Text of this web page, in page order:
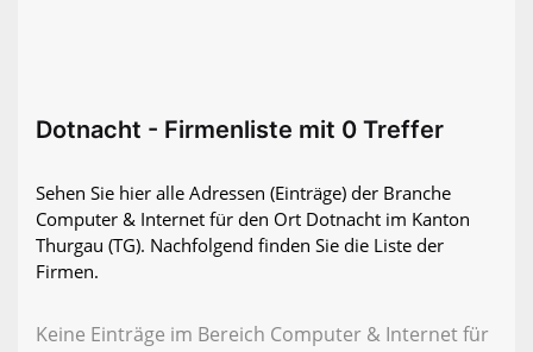
Dotnacht - Firmenliste mit 0 Treffer
Sehen Sie hier alle Adressen (Einträge) der Branche
Computer & Internet für den Ort Dotnacht im Kanton
Thurgau (TG). Nachfolgend finden Sie die Liste der
Firmen.
Keine Einträge im Bereich Computer & Internet für